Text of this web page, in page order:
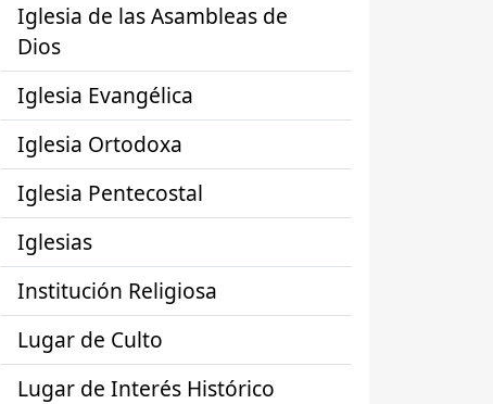
Iglesia de las Asambleas de
Dios
Iglesia Evangélica
Iglesia Ortodoxa
Iglesia Pentecostal
Iglesias
Institución Religiosa
Lugar de Culto
Lugar de Interés Histórico